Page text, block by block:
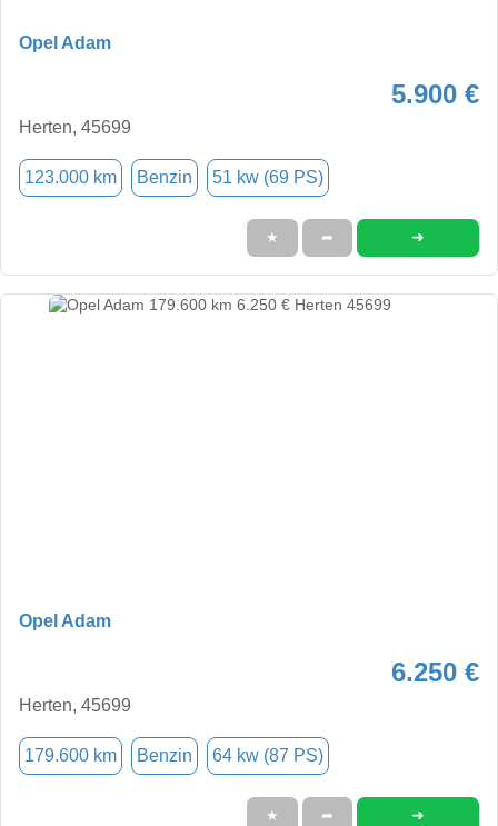
Opel Adam
5.900 €
Herten, 45699
123.000 km Benzin 51 kw (69 PS)
★ ➦ ➜
Opel Adam
6.250 €
Herten, 45699
179.600 km Benzin 64 kw (87 PS)
★ ➦ ➜